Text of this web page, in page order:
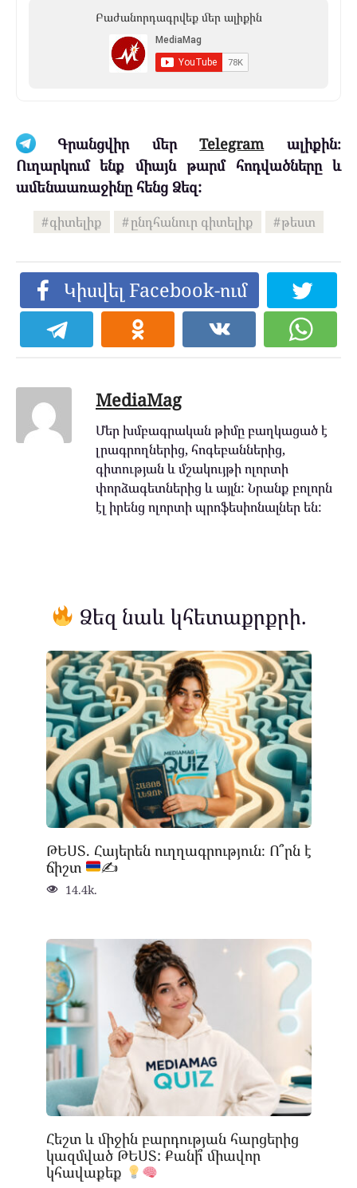
Բաժանորդագրվեք մեր ալիքին
Գրանցվիր մերTelegramալիքին։
Ուղարկում ենք միայն թարմ հոդվածները և
ամենաառաջինը հենց Ձեզ:
գիտելիք ընդհանուր գիտելիք թեստ
Կիսվել Facebook-ում
MediaMag
Մեր խմբագրական թիմը բաղկացած է
լրագրողներից, հոգեբաններից,
գիտության և մշակույթի ոլորտի
փորձագետներից և այլն: Նրանք բոլորն
էլ իրենց ոլորտի պրոֆեսիոնալներ են:
Ձեզ նաև կհետաքրքրի.
ԹԵՍՏ. Հայերեն ուղղագրություն։ Ո՞րն է
ճիշտ
✍
14.4k.
Հեշտ և միջին բարդության հարցերից
կազմված ԹԵՍՏ: Քանի՞ միավոր
կհավաքեք